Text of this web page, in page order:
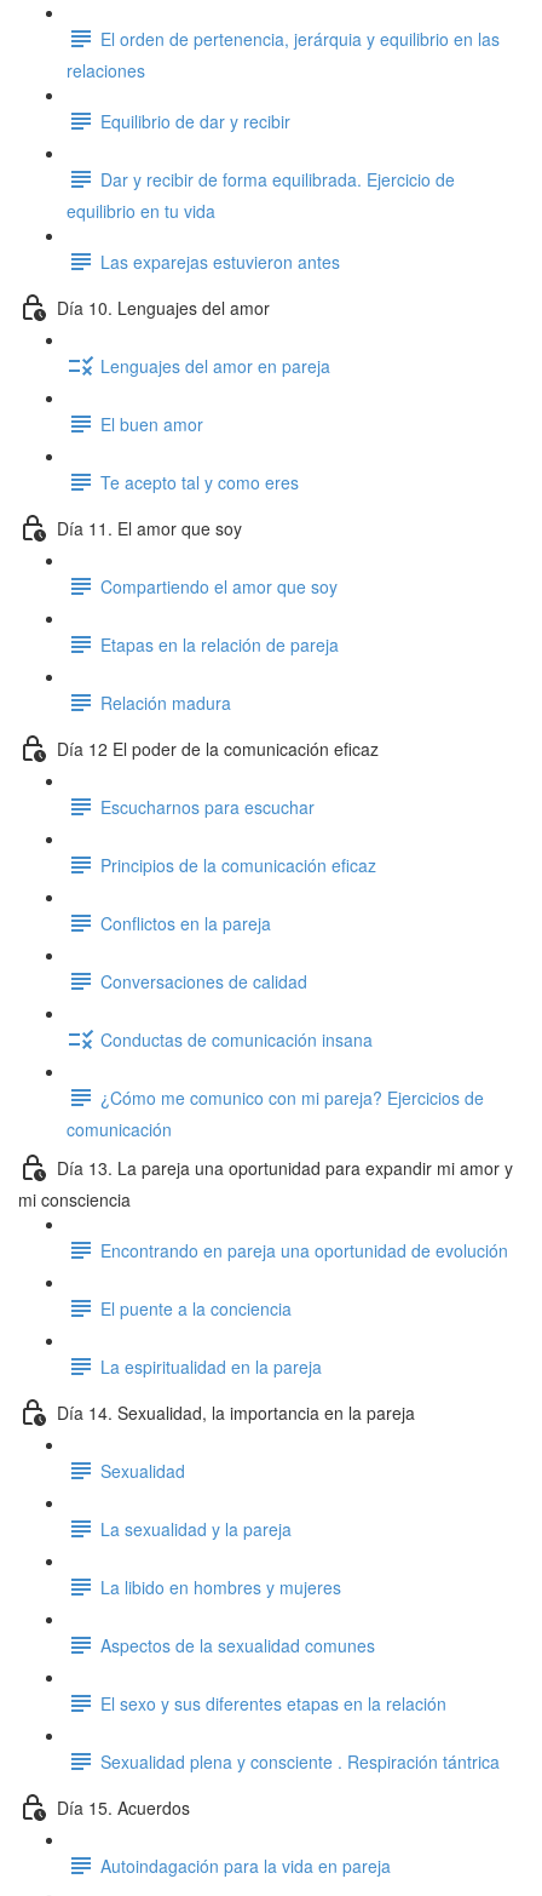
El orden de pertenencia, jerárquia y equilibrio en las
relaciones
Equilibrio de dar y recibir
Dar y recibir de forma equilibrada. Ejercicio de
equilibrio en tu vida
Las exparejas estuvieron antes
Día 10. Lenguajes del amor
Lenguajes del amor en pareja
El buen amor
Te acepto tal y como eres
Día 11. El amor que soy
Compartiendo el amor que soy
Etapas en la relación de pareja
Relación madura
Día 12 El poder de la comunicación eficaz
Escucharnos para escuchar
Principios de la comunicación eficaz
Conflictos en la pareja
Conversaciones de calidad
Conductas de comunicación insana
¿Cómo me comunico con mi pareja? Ejercicios de
comunicación
Día 13. La pareja una oportunidad para expandir mi amor y
mi consciencia
Encontrando en pareja una oportunidad de evolución
El puente a la conciencia
La espiritualidad en la pareja
Día 14. Sexualidad, la importancia en la pareja
Sexualidad
La sexualidad y la pareja
La libido en hombres y mujeres
Aspectos de la sexualidad comunes
El sexo y sus diferentes etapas en la relación
Sexualidad plena y consciente . Respiración tántrica
Día 15. Acuerdos
Autoindagación para la vida en pareja